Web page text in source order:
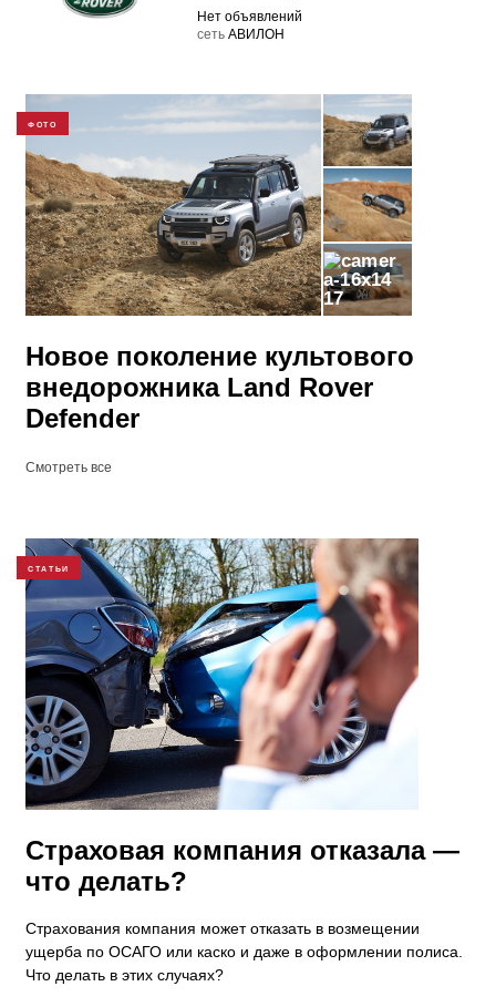
Нет объявлений
cеть АВИЛОН
ФОТО
17
Новое поколение культового
внедорожника Land Rover
Defender
Смотреть все
СТАТЬИ
Страховая компания отказала —
что делать?
Страхования компания может отказать в возмещении
ущерба по ОСАГО или каско и даже в оформлении полиса.
Что делать в этих случаях?